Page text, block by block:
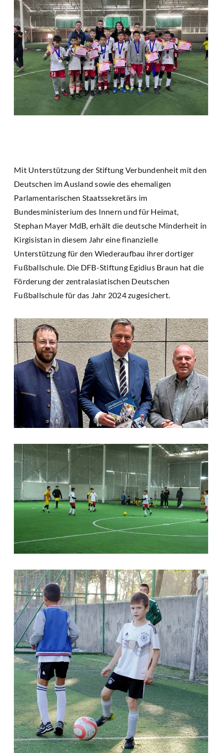
Mit Unterstützung der Stiftung Verbundenheit mit den
Deutschen im Ausland sowie des ehemaligen
Parlamentarischen Staatssekretärs im
Bundesministerium des Innern und für Heimat,
Stephan Mayer MdB, erhält die deutsche Minderheit in
Kirgisistan in diesem Jahr eine finanzielle
Unterstützung für den Wiederaufbau ihrer dortiger
Fußballschule. Die DFB-Stiftung Egidius Braun hat die
Förderung der zentralasiatischen Deutschen
Fußballschule für das Jahr 2024 zugesichert.